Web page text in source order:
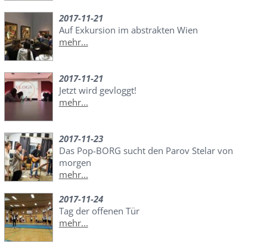
2017-11-21
Auf Exkursion im abstrakten Wien
mehr...
2017-11-21
Jetzt wird gevloggt!
mehr...
2017-11-23
Das Pop-BORG sucht den Parov Stelar von
morgen
mehr...
2017-11-24
Tag der offenen Tür
mehr...